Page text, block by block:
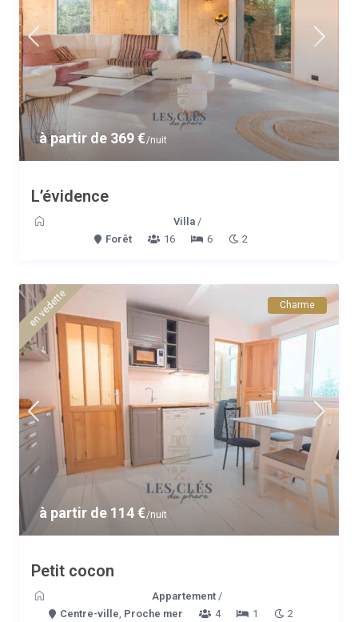
à partir de 369 €/nuit
L’évidence
Villa/
Forêt
16 6 2
à partir de 114 €/nuit
en vedette Charme
Petit cocon
Appartement /
Centre-ville Proche mer 4 1 2